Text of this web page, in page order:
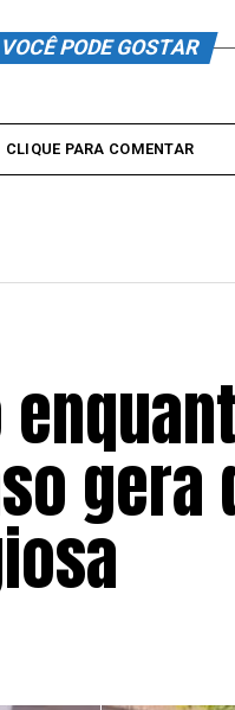
VOCÊ PODE GOSTAR
CLIQUE PARA COMENTAR
gera